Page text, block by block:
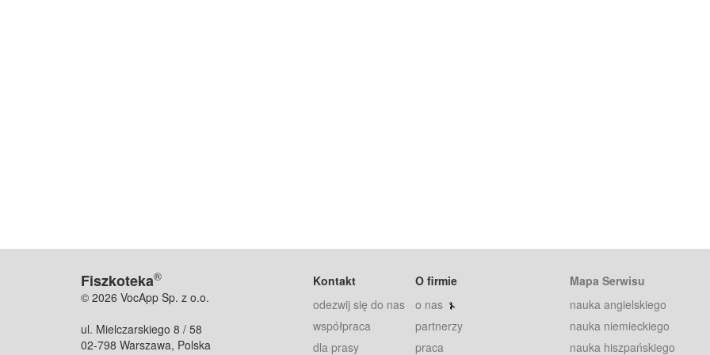
Fiszkoteka®
© 2026 VocApp Sp. z o.o.
ul. Mielczarskiego 8 / 58
02-798 Warszawa, Polska
Kontakt
odezwij się do nas
współpraca
dla prasy
O firmie
o nas
partnerzy
praca
Mapa Serwisu
nauka angielskiego
nauka niemieckiego
nauka hiszpańskiego